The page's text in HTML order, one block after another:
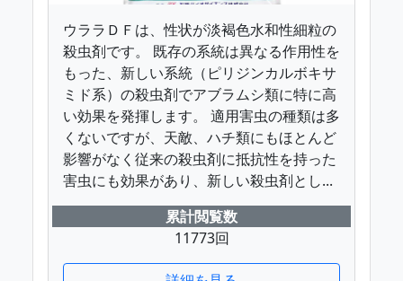
ウララＤＦは、性状が淡褐色水和性細粒の
殺虫剤です。 既存の系統は異なる作用性を
もった、新しい系統（ピリジンカルボキサ
ミド系）の殺虫剤でアブラムシ類に特に高
い効果を発揮します。 適用害虫の種類は多
くないですが、天敵、ハチ類にもほとんど
影響がなく従来の殺虫剤に抵抗性を持った
害虫にも効果があり、新しい殺虫剤とし...
累計閲覧数
11773回